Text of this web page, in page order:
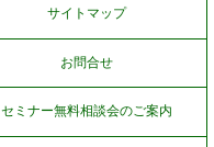
サイトマップ
お問合せ
セミナー無料相談会のご案内